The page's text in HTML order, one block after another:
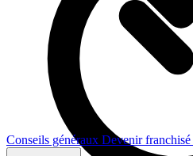
Conseils généraux Devenir franchisé